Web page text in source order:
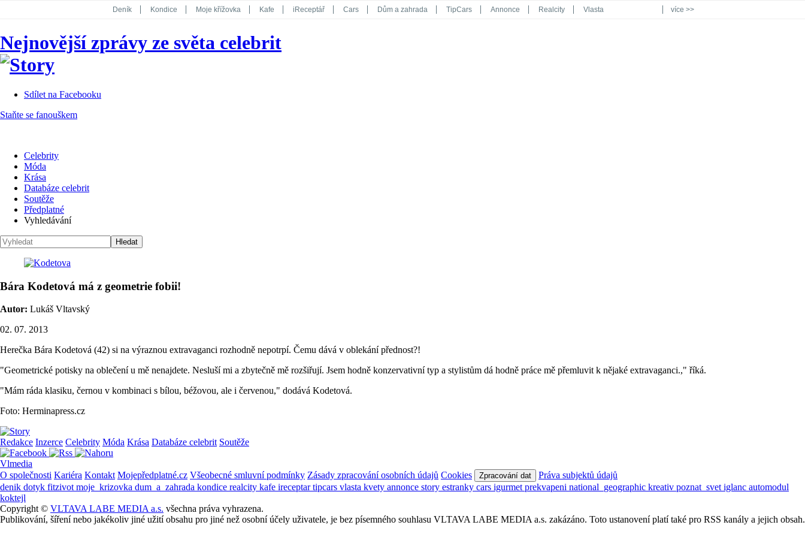
Deník Kondice Moje křížovka Kafe iReceptář Cars Dům a zahrada TipCars Annonce Realcity Vlasta
Koktejl
více >>
Nejnovější zprávy ze světa celebrit
Sdílet na Facebooku
Staňte se fanouškem
Celebrity
Móda
Krása
Databáze celebrit
Soutěže
Předplatné
Vyhledávání
Bára Kodetová má z geometrie fobii!
Autor: Lukáš Vltavský
02. 07. 2013
Herečka Bára Kodetová (42) si na výraznou extravaganci rozhodně nepotrpí. Čemu dává v oblekání přednost?!
"Geometrické potisky na oblečení u mě nenajdete. Nesluší mi a zbytečně mě rozšiřují. Jsem hodně konzervativní typ a stylistům dá hodně práce mě přemluvit k nějaké extravaganci.," říká.
"Mám ráda klasiku, černou v kombinaci s bílou, béžovou, ale i červenou," dodává Kodetová.
Foto: Herminapress.cz
Redakce Inzerce Celebrity Móda Krása Databáze celebrit Soutěže
Vlmedia
O společnosti Kariéra Kontakt Mojepředplatné.cz Všeobecné smluvní podmínky Zásady zpracování osobních údajů Cookies Zpracování dat
Práva subjektů údajů
denik dotyk fitzivot moje_krizovka dum_a_zahrada kondice realcity kafe ireceptartipcars vlasta kvety annonce story estranky cars igurmet prekvapeni national_geographic kreativ poznat_svet iglanc automodul
koktejl
Copyright © VLTAVA LABE MEDIA a.s. všechna práva vyhrazena.
Publikování, šíření nebo jakékoliv jiné užití obsahu pro jiné než osobní účely uživatele, je bez písemného souhlasu VLTAVA LABE MEDIA a.s. zakázáno. Toto ustanovení platí také pro RSS kanály a jejich obsah.